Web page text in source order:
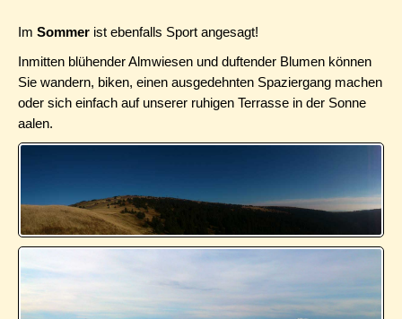
Im Sommer ist ebenfalls Sport angesagt!
Inmitten blühender Almwiesen und duftender Blumen können
Sie wandern, biken, einen ausgedehnten Spaziergang machen
oder sich einfach auf unserer ruhigen Terrasse in der Sonne
aalen.